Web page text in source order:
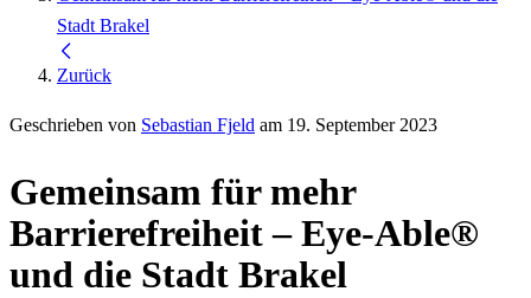
Stadt Brakel
Zurück
Geschrieben von Sebastian Fjeld am 19. September 2023
Gemeinsam für mehr
Barrierefreiheit – Eye-Able®
und die Stadt Brakel